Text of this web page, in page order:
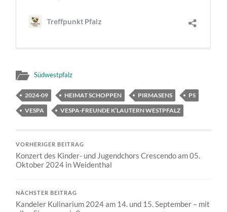
Südwestpfalz
2024-09 HEIMAT SCHOPPEN PIRMASENS
PS
VESPA
VESPA-FREUNDE K’LAUTERN WESTPFALZ
VORHERIGER BEITRAG
Konzert des Kinder- und Jugendchors Crescendo am 05.
Oktober 2024 in Weidenthal
NÄCHSTER BEITRAG
Kandeler Kulinarium 2024 am 14. und 15. September – mit